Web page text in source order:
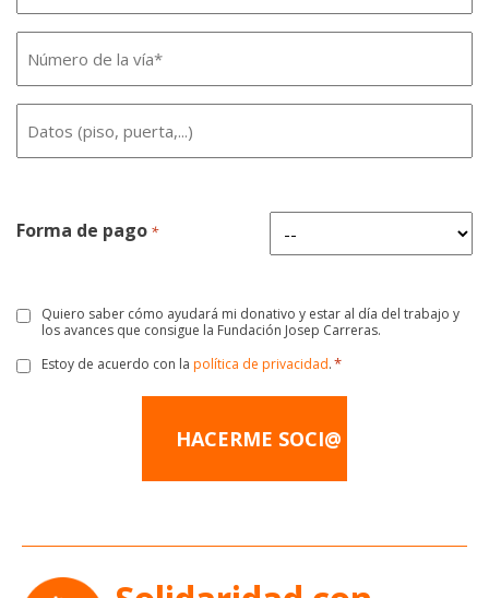
*
de
la
vía
Número
de
la
vía
Datos
(piso,
Forma de pago *
Consentimiento
Quiero saber cómo ayudará mi donativo y estar al día del trabajo y
los avances que consigue la Fundación Josep Carreras.
Consentimiento
Estoy de acuerdo con la política de privacidad.*